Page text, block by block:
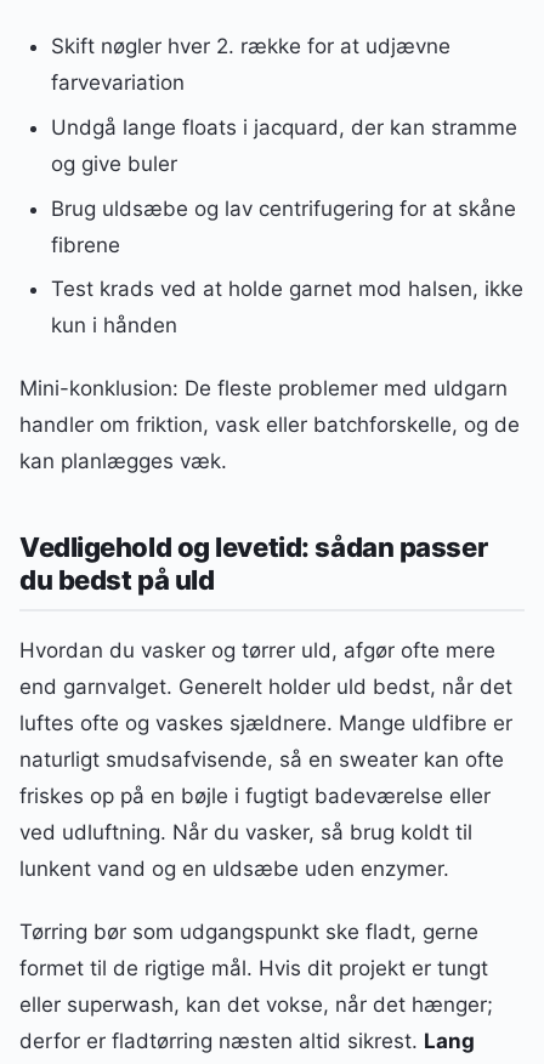
Skift nøgler hver 2. række for at udjævne
farvevariation
Undgå lange floats i jacquard, der kan stramme
og give buler
Brug uldsæbe og lav centrifugering for at skåne
fibrene
Test krads ved at holde garnet mod halsen, ikke
kun i hånden
Mini-konklusion: De fleste problemer med uldgarn
handler om friktion, vask eller batchforskelle, og de
kan planlægges væk.
Vedligehold og levetid: sådan passer
du bedst på uld
Hvordan du vasker og tørrer uld, afgør ofte mere
end garnvalget. Generelt holder uld bedst, når det
luftes ofte og vaskes sjældnere. Mange uldfibre er
naturligt smudsafvisende, så en sweater kan ofte
friskes op på en bøjle i fugtigt badeværelse eller
ved udluftning. Når du vasker, så brug koldt til
lunkent vand og en uldsæbe uden enzymer.
Tørring bør som udgangspunkt ske fladt, gerne
formet til de rigtige mål. Hvis dit projekt er tungt
eller superwash, kan det vokse, når det hænger;
derfor er fladtørring næsten altid sikrest. Lang